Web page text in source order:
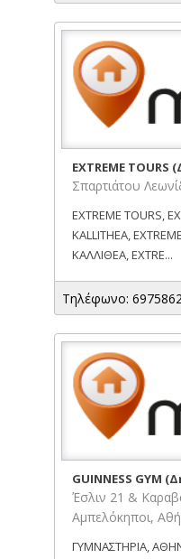
EXTREME
Σπαρτιάτου
EXTREME TOURS,
KALLITHEA,
ΚΑΛΛΙΘΕΑ, EXTRE...
Τηλέφωνο:
GUINNESS GYM
Έσλιν 21 &
Αμπελόκηποι,
ΓΥΜΝΑΣΤΗΡΙΑ,